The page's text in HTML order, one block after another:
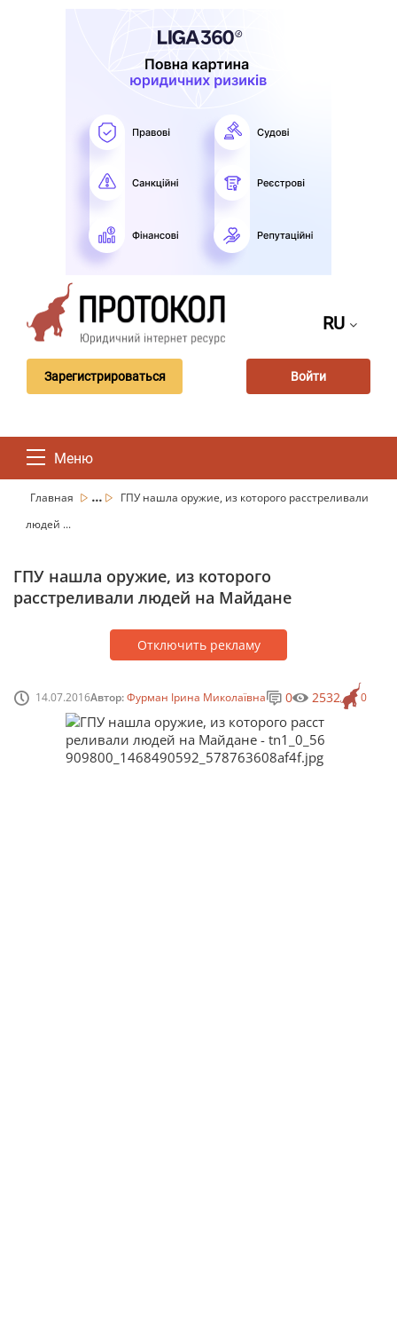
RU
Зарегистрироваться Войти
Меню
Главная ...
ГПУ нашла оружие, из которого расстреливали
людей ...
ГПУ нашла оружие, из которого
расстреливали людей на Майдане
Отключить рекламу
14.07.2016Автор:Фурман Ірина Миколаївна 0
0 2532